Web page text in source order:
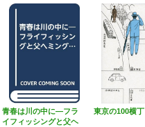
青春は川の中に―フラ
イフィッシングと父ヘ
東京の100横丁